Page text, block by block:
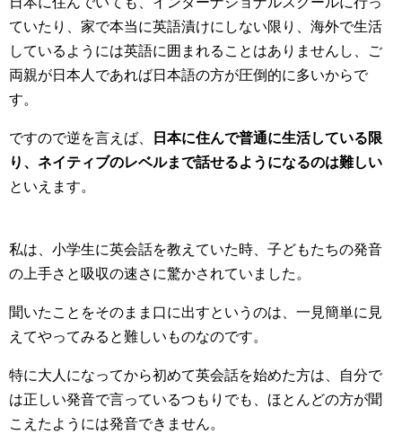
ていたり、家で本当に英語漬けにしない限り、海外で生活
しているようには英語に囲まれることはありませんし、ご
両親が日本人であれば日本語の方が圧倒的に多いからで
す。
ですので逆を言えば、
日本に住んで普通に生活している限
り、ネイティブのレベルまで話せるようになるのは難しい
といえます。
私は、小学生に英会話を教えていた時、子どもたちの発音
の上手さと吸収の速さに驚かされていました。
聞いたことをそのまま口に出すというのは、一見簡単に見
えてやってみると難しいものなのです。
特に大人になってから初めて英会話を始めた方は、自分で
は正しい発音で言っているつもりでも、ほとんどの方が聞
こえたようには発音できません。